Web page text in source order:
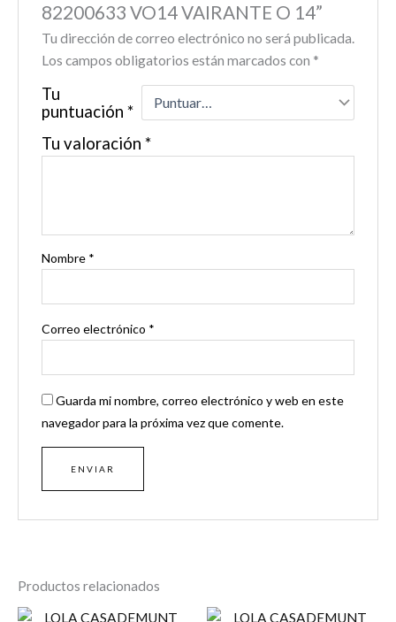
82200633 VO14 VAIRANTE O 14”
Tu dirección de correo electrónico no será publicada.
Los campos obligatorios están marcados con *
Tu
puntuación *
Tu valoración *
Nombre *
Correo electrónico *
Guarda mi nombre, correo electrónico y web en este
navegador para la próxima vez que comente.
Productos relacionados
El
El
El
El